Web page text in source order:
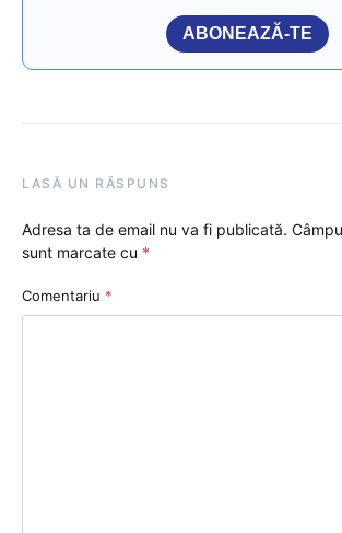
ABONEAZĂ-TE
LASĂ UN RĂSPUNS
Adresa ta de email nu va fi publicată.
sunt marcate cu *
Comentariu *